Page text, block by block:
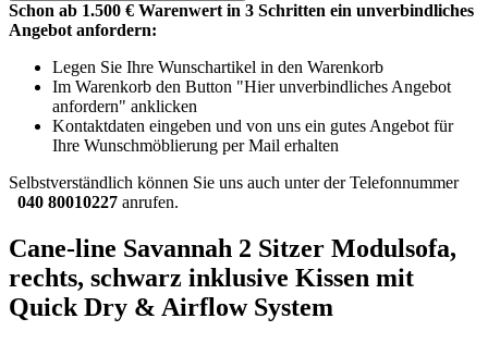
Schon ab 1.500 € Warenwert in 3 Schritten ein unverbindliches
Angebot anfordern:
Legen Sie Ihre Wunschartikel in den Warenkorb
Im Warenkorb den Button "Hier unverbindliches Angebot
anfordern" anklicken
Kontaktdaten eingeben und von uns ein gutes Angebot für
Ihre Wunschmöblierung per Mail erhalten
Selbstverständlich können Sie uns auch unter der Telefonnummer
040 80010227 anrufen.
Cane-line Savannah 2 Sitzer Modulsofa,
rechts, schwarz inklusive Kissen mit
Quick Dry & Airflow System